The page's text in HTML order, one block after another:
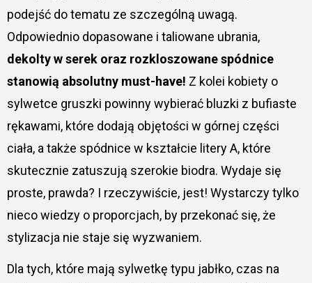
podejść do tematu ze szczególną uwagą.
Odpowiednio dopasowane i taliowane ubrania,
dekolty w serek oraz rozkloszowane spódnice
stanowią absolutny must-have! Z kolei kobiety o
sylwetce gruszki powinny wybierać bluzki z bufiaste
rękawami, które dodają objętości w górnej części
ciała, a także spódnice w kształcie litery A, które
skutecznie zatuszują szerokie biodra. Wydaje się
proste, prawda? I rzeczywiście, jest! Wystarczy tylko
nieco wiedzy o proporcjach, by przekonać się, że
stylizacja nie staje się wyzwaniem.
Dla tych, które mają sylwetkę typu jabłko, czas na